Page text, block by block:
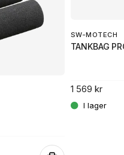
SW-MOTECH
TANKBAG
1 569 kr